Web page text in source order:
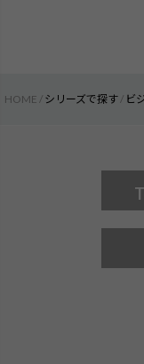
HOME シリーズで探す ビ